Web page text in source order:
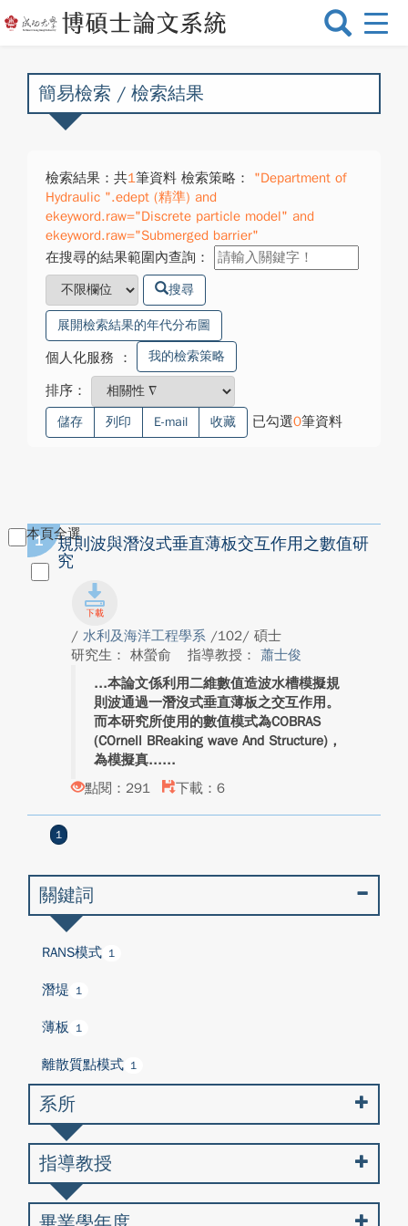
選
換
簡易檢索 / 檢索結果
檢索結果：共1筆資料 檢索策略：
"Department of
Hydraulic ".edept (精準) and
ekeyword.raw="Discrete particle model" and
ekeyword.raw="Submerged barrier"
在搜尋的結果範圍內查詢：
搜尋
展開檢索結果的年代分布圖
個人化服務 ： 我的檢索策略
排序：
儲存 列印 E-mail 收藏 已勾選0筆資料
本頁全選
1
規則波與潛沒式垂直薄板交互作用之數值研
究
/ 水利及海洋工程學系 /102/ 碩士
研究生： 林螢俞
指導教授： 蕭士俊
本論文係利用二維數值造波水槽模擬規
則波通過一潛沒式垂直薄板之交互作用。
而本研究所使用的數值模式為COBRAS
(COrnell BReaking wave And Structure)，
為模擬真...
點閱：291
下載：6
1
關鍵詞
RANS模式 1
潛堤 1
薄板 1
離散質點模式 1
系所
指導教授